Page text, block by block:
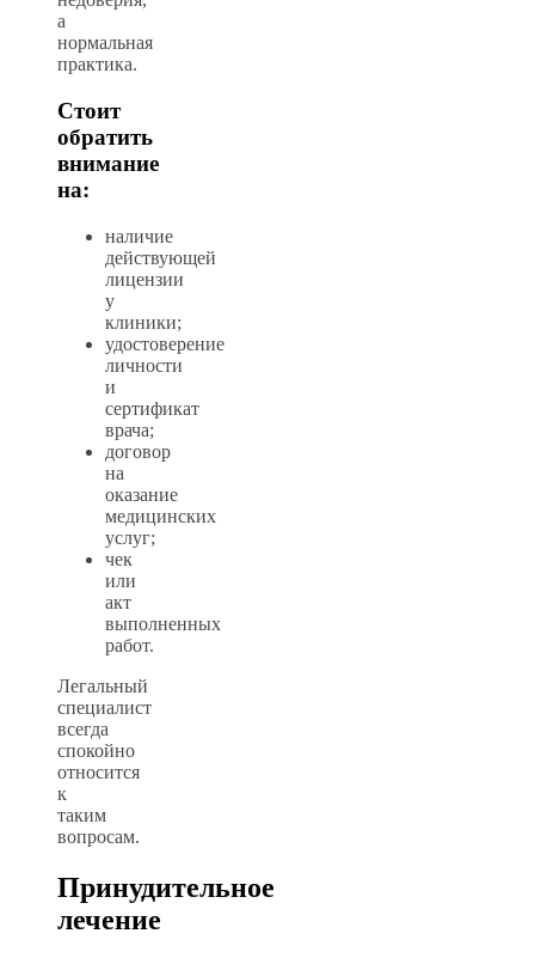
а
нормальная
практика.
Стоит
обратить
внимание
на:
наличие
действующей
лицензии
у
клиники;
удостоверение
личности
и
сертификат
врача;
договор
на
оказание
медицинских
услуг;
чек
или
акт
выполненных
работ.
Легальный
специалист
всегда
спокойно
относится
к
таким
вопросам.
Принудительное
лечение